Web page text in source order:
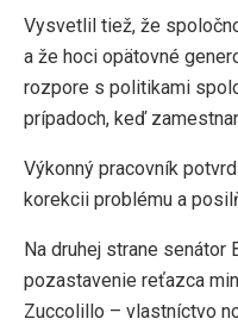
Vysvetlil tiež, že
a že hoci opätovné
rozpore s politikami
prípadoch, keď
Výkonný pracovník
korekcii problému a
Na druhej strane senátor
pozastavenie reťazca
Zuccolillo – vlastníctvo